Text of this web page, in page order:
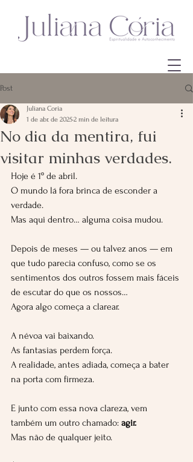
Post
No dia da mentira, fui
visitar minhas verdades.
Juliana Coria
1 de abr. de 20252 min de leitura
Hoje é 1º de abril.
O mundo lá fora brinca de esconder a
verdade.
Mas aqui dentro… alguma coisa mudou.
Depois de meses — ou talvez anos — em
que tudo parecia confuso, como se os
sentimentos dos outros fossem mais fáceis
de escutar do que os nossos…
Agora algo começa a clarear.
A névoa vai baixando.
As fantasias perdem força.
A realidade, antes adiada, começa a bater
na porta com firmeza.
E junto com essa nova clareza, vem
também um outro chamado: agir.
Mas não de qualquer jeito.